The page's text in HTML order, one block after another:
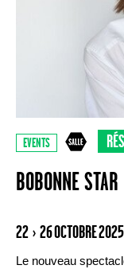
EVENTS
BOBONNE STAR
22 › 26 OCTOBRE 2025
Le nouveau